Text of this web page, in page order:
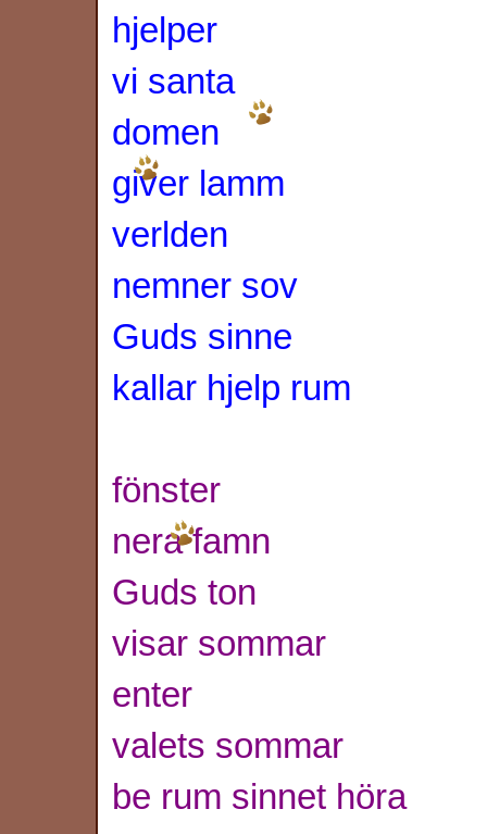
hjelper
vi santa
domen
giver lamm
verlden
nemner sov
Guds sinne
kallar hjelp rum
fönster
nera famn
Guds ton
visar sommar
enter
valets sommar
be rum sinnet höra